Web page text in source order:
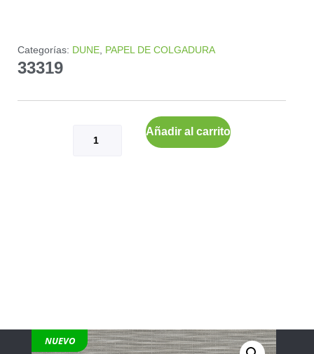
Categorías: DUNE PAPEL DE COLGADURA
33319
Añadir al carrito
NUEVO